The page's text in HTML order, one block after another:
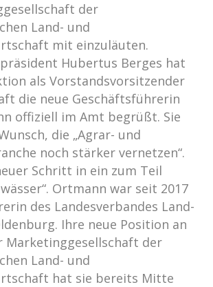
der
Land- und
mit einzuläuten.
Hubertus Berges hat
als Vorstandsvorsitzender
die neue Geschäftsführerin
offiziell im Amt begrüßt. Sie
die „Agrar- und
noch stärker vernetzen“.
Schritt in ein zum Teil
Ortmann war seit 2017
des Landesverbandes Land-
Ihre neue Position an
Marketinggesellschaft der
Land- und
hat sie bereits Mitte